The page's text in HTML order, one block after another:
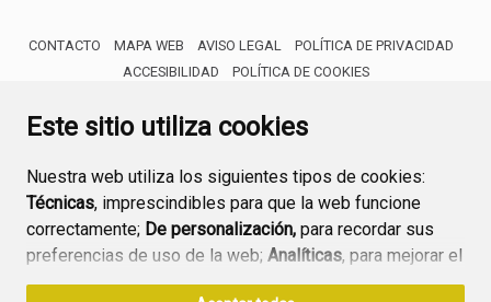
Este sitio utiliza cookies
Nuestra web utiliza los siguientes tipos de cookies:
Técnicas, imprescindibles para que la web funcione
correctamente; De personalización, para recordar sus
preferencias de uso de la web; Analíticas, para mejorar el
funcionamiento de la web y sus servicios.
CONTACTO MAPA WEB AVISO LEGAL
POLÍTICA DE PRIVACIDAD
ACCESIBILIDAD
POLÍTICA DE COOKIES